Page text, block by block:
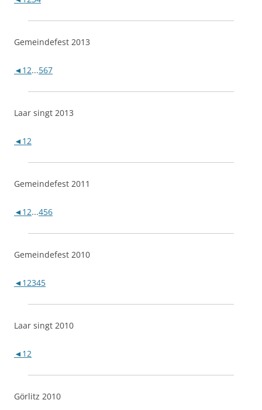
Gemeindefest 2013
◄12...567
Laar singt 2013
◄12
Gemeindefest 2011
◄12...456
Gemeindefest 2010
◄12345
Laar singt 2010
◄12
Görlitz 2010